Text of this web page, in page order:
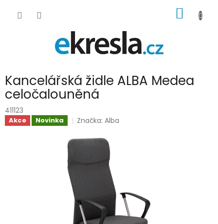
KOŠÍK
Kancelářská židle ALBA Medea
celočalouněná
411123
Akce Novinka Značka:Alba